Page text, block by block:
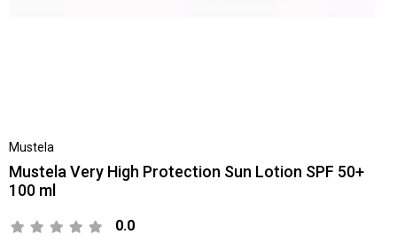
Mustela
Mustela Very High Protection Sun Lotion SPF 50+
100 ml
0.0